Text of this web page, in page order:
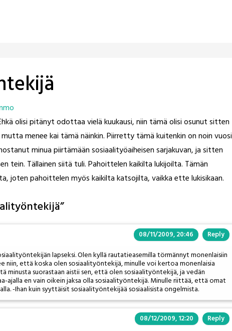
olisi pitänyt odottaa vielä kuukausi, niin tämä olisi osunut sitten
menee kai tämä näinkin. Piirretty tämä kuitenkin on noin vuosi
minua piirtämään sosiaalityöaiheisen sarjakuvan, ja sitten
tein. Tällainen siitä tuli. Pahoittelen kaikilta lukijoilta. Tämän
joten pahoittelen myös kaikilta katsojilta, vaikka ette lukisikaan.
”
08/11/2009, 20:46 Reply
lapseksi. Olen kyllä rautatieasemilla törmännyt monenlaisiin
niin, että koska olen sosiaalityöntekijä, minulle voi kertoa monenlaisia
minusta suorastaan aistii sen, että olen sosiaalityöntekijä, ja vedän
ajalla en vain oikein jaksa olla sosiaalityöntekijä. Minulle riittää, että omat
-Ihan kuin syyttäisit sosiaalityöntekijää sosiaalisista ongelmista.
08/12/2009, 12:20 Reply